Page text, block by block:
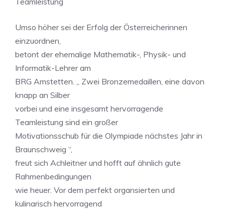
Umso höher sei der Erfolg der Österreicherinnen
einzuordnen,
betont der ehemalige Mathematik-, Physik- und
Informatik-Lehrer am
BRG Amstetten. „ Zwei Bronzemedaillen, eine davon
knapp an Silber
vorbei und eine insgesamt hervorragende
Teamleistung sind ein großer
Motivationsschub für die Olympiade nächstes Jahr in
Braunschweig “,
freut sich Achleitner und hofft auf ähnlich gute
Rahmenbedingungen
wie heuer. Vor dem perfekt organsierten und
kulinarisch hervorragend